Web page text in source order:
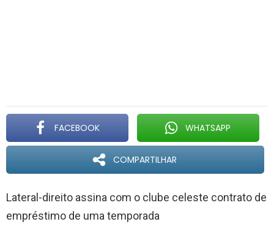
FACEBOOK WHATSAPP
COMPARTILHAR
Lateral-direito assina com o clube celeste contrato de
empréstimo de uma temporada